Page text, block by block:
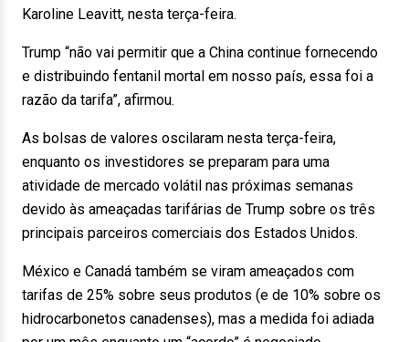
Karoline Leavitt, nesta terça-feira.
Trump “não vai permitir que a China continue fornecendo
e distribuindo fentanil mortal em nosso país, essa foi a
razão da tarifa”, afirmou.
As bolsas de valores oscilaram nesta terça-feira,
enquanto os investidores se preparam para uma
atividade de mercado volátil nas próximas semanas
devido às ameaçadas tarifárias de Trump sobre os três
principais parceiros comerciais dos Estados Unidos.
México e Canadá também se viram ameaçados com
tarifas de 25% sobre seus produtos (e de 10% sobre os
hidrocarbonetos canadenses), mas a medida foi adiada